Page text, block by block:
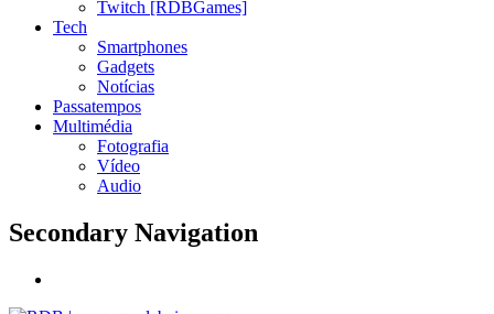
Twitch [RDBGames]
Tech
Smartphones
Gadgets
Notícias
Passatempos
Multimédia
Fotografia
Vídeo
Audio
Secondary Navigation